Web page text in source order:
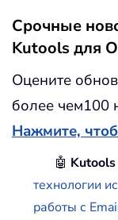
Срочные
Kutools для
Оцените
более чем100
Нажмите,
🤖
технологии
работы с